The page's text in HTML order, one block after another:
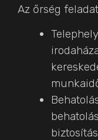
Az őrség